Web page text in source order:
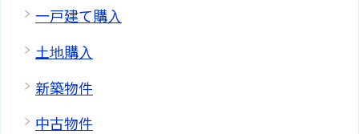
一戸建て購入
土地購入
新築物件
中古物件